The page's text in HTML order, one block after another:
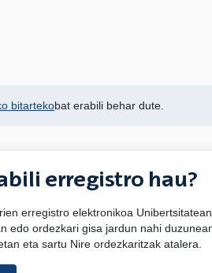
bitartekobat erabili behar dute.
erregistro hau?
erregistro elektronikoa
edo ordezkari gisa jardun nahi
eta sartu Nire ordezkaritzak atalera.